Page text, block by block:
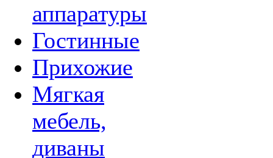
аппаратуры
Гостинные
Прихожие
Мягкая
мебель,
диваны